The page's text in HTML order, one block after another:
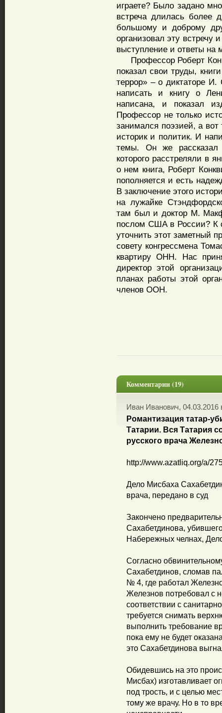
играете? Было задано
встреча длилась более
большому и доброму
организовал эту встречу
выступление и ответы на
Профессор Роберт
показал свои труды,
террор» – о диктаторе
написать и книгу о
написана, и показал
Профессор не только
занимался поэзией, а вот
историк и политик. И
темы. Он же рассказал
которого расстреляли в
о нем книга, Роберт
пополняется и есть
В заключение этого
на лужайке
там был и доктор М.
послом США в России? К
уточнить этот заметный
совету конгрессмена
квартиру ОНН. Нас
директор этой
планах работы этой
членов ООН.
Комментарии (19)
Иван Иванович, 04.03.2016
Романтизация татар-
Татарии. Вся Татария
русского врача
http://www.azatliq.org/a/
Дело Мисбаха
врача, передано в суд
Закончено
Сахабетдинова,
Набережных челнах,
Согласно
Сахабетдинов, сломав
№ 4, где работал
Железнов потребовал с
соответствии с
требуется снимать
выполнить требование
пока ему не будет
это Сахабетдинова
Обидевшись на это
Мисбах) изготавливает
под трость, и с целью
тому же врачу. Но в то